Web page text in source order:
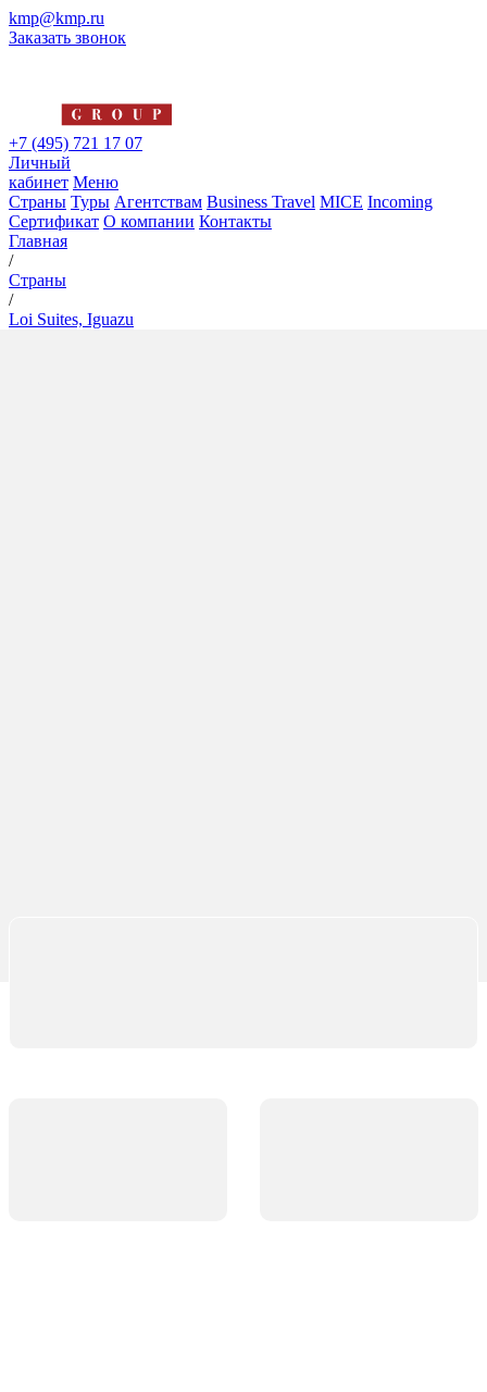
kmp@kmp.ru
Заказать звонок
+7 (495) 721 17 07
Личный
кабинет Меню
Страны Туры Агентствам Business Travel MICE Incoming
Сертификат О компании Контакты
Главная
/
Страны
/
Loi Suites, Iguazu